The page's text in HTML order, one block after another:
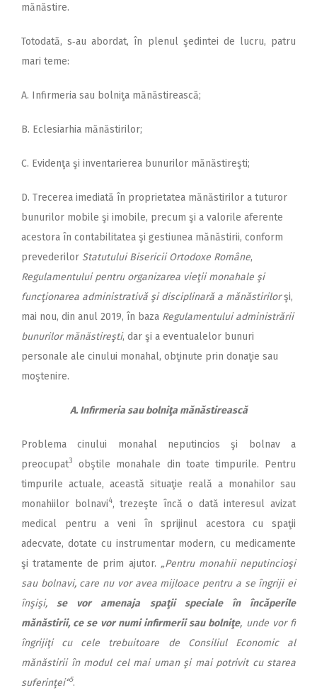
mănăstire.
Totodată, s‑au abordat, în plenul şedintei de lucru, patru
mari teme:
A. Infirmeria sau bolniţa mănăstirească;
B. Eclesiarhia mănăstirilor;
C. Evidenţa şi inventarierea bunurilor mănăstireşti;
D. Trecerea imediată în proprietatea mănăstirilor a tuturor
bunurilor mobile şi imobile, precum şi a valorile aferente
acestora în contabilitatea şi gestiunea mănăstirii, conform
prevederilor Statutului Bisericii Ortodoxe Române,
Regulamentului pentru organizarea vieţii monahale şi
funcţionarea administrativă şi disciplinară a mănăstirilorşi,
mai nou, din anul 2019, în baza Regulamentului administrării
bunurilor mănăstireşti, dar şi a eventualelor bunuri
personale ale cinului monahal, obţinute prin donaţie sau
moştenire.
A. Infirmeria sau bolniţa mănăstirească
Problema cinului monahal neputincios şi bolnav a
preocupat3
obştile monahale din toate timpurile. Pentru
timpurile actuale, această situaţie reală a monahilor sau
monahiilor bolnavi4, trezeşte încă o dată interesul avizat
medical pentru a veni în sprijinul acestora cu spaţii
adecvate, dotate cu instrumentar modern, cu medicamente
şi tratamente de prim ajutor. „Pentru monahii neputincioşi
sau bolnavi, care nu vor avea mijloace pentru a se îngriji ei
înşişi, se vor amenaja spaţii speciale în încăperile
mănăstirii, ce se vor numi infirmerii sau bolniţe, unde vor fi
îngrijiţi cu cele trebuitoare de Consiliul Economic al
mănăstirii în modul cel mai uman şi mai potrivit cu starea
suferinţei“5.